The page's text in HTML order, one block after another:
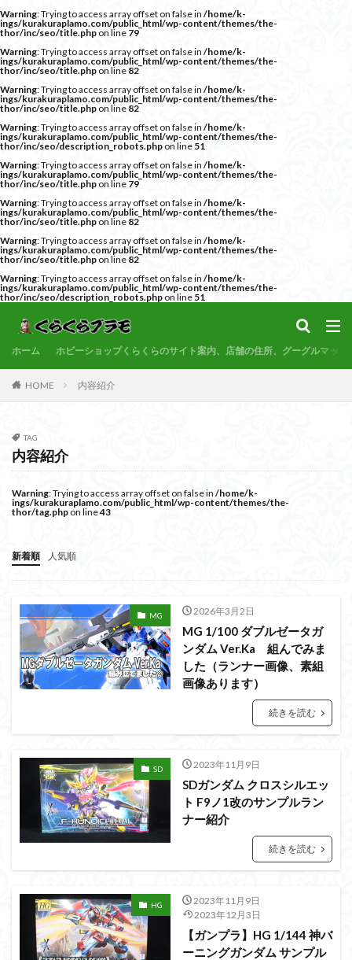
Warning: Trying to access array offset on false in /home/k-
ings/kurakuraplamo.com/public_html/wp-content/themes/the-
thor/inc/seo/title.php on line 79
Warning: Trying to access array offset on false in /home/k-
ings/kurakuraplamo.com/public_html/wp-content/themes/the-
thor/inc/seo/title.php on line 82
Warning: Trying to access array offset on false in /home/k-
ings/kurakuraplamo.com/public_html/wp-content/themes/the-
thor/inc/seo/title.php on line 82
Warning: Trying to access array offset on false in /home/k-
ings/kurakuraplamo.com/public_html/wp-content/themes/the-
thor/inc/seo/description_robots.php on line 51
Warning: Trying to access array offset on false in /home/k-
ings/kurakuraplamo.com/public_html/wp-content/themes/the-
thor/inc/seo/title.php on line 79
Warning: Trying to access array offset on false in /home/k-
ings/kurakuraplamo.com/public_html/wp-content/themes/the-
thor/inc/seo/title.php on line 82
Warning: Trying to access array offset on false in /home/k-
ings/kurakuraplamo.com/public_html/wp-content/themes/the-
thor/inc/seo/title.php on line 82
Warning: Trying to access array offset on false in /home/k-
ings/kurakuraplamo.com/public_html/wp-content/themes/the-
thor/inc/seo/description_robots.php on line 51
ホーム ホビーショップくらくらのサイト案内、店舗の住所、グーグルマップ
HOME 内容紹介
TAG
内容紹介
Warning: Trying to access array offset on false in /home/k-
ings/kurakuraplamo.com/public_html/wp-content/themes/the-
thor/tag.php on line43
新着順 人気順
MG 2026年3月2日
MG 1/100 ダブルゼータガ
ンダム Ver.Ka 組んでみま
した（ランナー画像、素組
画像あります）
続きを読む
SD 2023年11月9日
SDガンダム クロスシルエッ
ト F9ノ1改のサンプルラン
ナー紹介
続きを読む
HG
2023年11月9日
2023年12月3日
【ガンプラ】HG 1/144 神バ
ーニングガンダム サンプル
サンプル 素組代行 コトブキヤ バンダイ
カテゴリー
30MF 30MM 30MP 30MS
86
ACVI
Amplified Amplified IMGN
BB戦士
CS
EXスタンダード
FA:G
Fate
Figure-rise Standard
Figure-rise Standard Amplified
Figure-riseLABO
HG
HGCE HGUC
Imaginary Skeleton
Netflix
PG
PLUM
PUIPUI
Re incarnation Reincarnation
RG
SDCS
SDガンダム
SDクロスシルエット
show up
ULTRAMAN SUIT
Urdr-Hunt wave
YOASOBI
くらくらの挑戦状2021
くらくらコンペ
くらくらプラモアイギス
くらくら塗装初めセット2022
アイドルマスター
アイドルマスターシャイニーカラーズ
アイマス
アギト
アスカ
アリスギア・アイギス
アリス・ギア・アイギス
アーマードコア
ウルトラマン
ウルトラマンZ
エクスプローリングラボネイチャー
エンドオブヒーローズ
エヴァ
エヴァンゲリオン
オリジン
オルフェンズ
オーガス
ガオガイガー
ガンダム
ガンダムSEED
ガンダムＳＥＥＤ
ガンプラ
ガンプラレビュー
ガンｘソード
ガールガンレディ
キングヘイロー
クウガ
ククルスドアン
クロスシルエット
グッドスマイルカンパニー
グランゾート
ゲッター